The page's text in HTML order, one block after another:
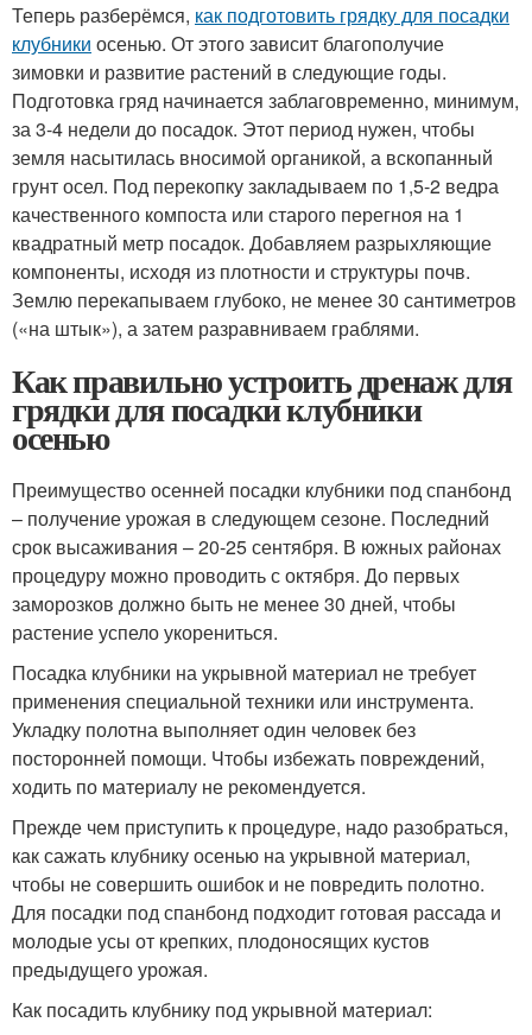
Теперь разберёмся, как подготовить грядку для посадки
клубники осенью. От этого зависит благополучие
зимовки и развитие растений в следующие годы.
Подготовка гряд начинается заблаговременно, минимум,
за 3-4 недели до посадок. Этот период нужен, чтобы
земля насытилась вносимой органикой, а вскопанный
грунт осел. Под перекопку закладываем по 1,5-2 ведра
качественного компоста или старого перегноя на 1
квадратный метр посадок. Добавляем разрыхляющие
компоненты, исходя из плотности и структуры почв.
Землю перекапываем глубоко, не менее 30 сантиметров
(«на штык»), а затем разравниваем граблями.
Как правильно устроить дренаж для
грядки для посадки клубники
осенью
Преимущество осенней посадки клубники под спанбонд
– получение урожая в следующем сезоне. Последний
срок высаживания – 20-25 сентября. В южных районах
процедуру можно проводить с октября. До первых
заморозков должно быть не менее 30 дней, чтобы
растение успело укорениться.
Посадка клубники на укрывной материал не требует
применения специальной техники или инструмента.
Укладку полотна выполняет один человек без
посторонней помощи. Чтобы избежать повреждений,
ходить по материалу не рекомендуется.
Прежде чем приступить к процедуре, надо разобраться,
как сажать клубнику осенью на укрывной материал,
чтобы не совершить ошибок и не повредить полотно.
Для посадки под спанбонд подходит готовая рассада и
молодые усы от крепких, плодоносящих кустов
предыдущего урожая.
Как посадить клубнику под укрывной материал: